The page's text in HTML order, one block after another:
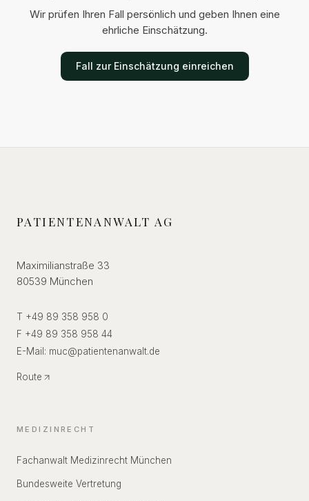
Wir prüfen Ihren Fall persönlich und geben Ihnen eine
ehrliche Einschätzung.
Fall zur Einschätzung einreichen
PATIENTENANWALT AG
Maximilianstraße 33
80539 München
T +49 89 358 958 0
F +49 89 358 958 44
E-Mail: muc@patientenanwalt.de
Route
MEDIZINRECHT
Fachanwalt Medizinrecht München
Bundesweite Vertretung